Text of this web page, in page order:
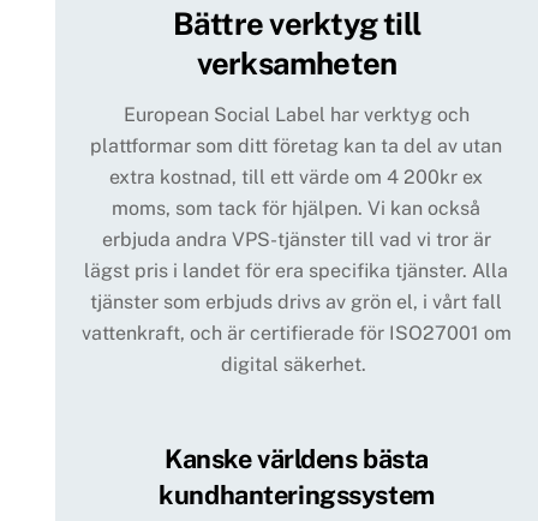
Bättre verktyg till
verksamheten
European Social Label har verktyg och
plattformar som ditt företag kan ta del av utan
extra kostnad, till ett värde om 4 200kr ex
moms, som tack för hjälpen. Vi kan också
erbjuda andra VPS-tjänster till vad vi tror är
lägst pris i landet för era specifika tjänster. Alla
tjänster som erbjuds drivs av grön el, i vårt fall
vattenkraft, och är certifierade för ISO27001 om
digital säkerhet.
Kanske världens bästa
kundhanteringssystem